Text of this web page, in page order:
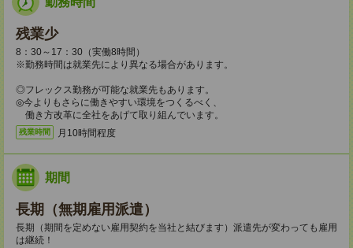
残業少
8：30～17：30（実働8時間）
※勤務時間は就業先により異なる場合があります。
◎フレックス勤務が可能な就業先もあります。
◎今よりもさらに働きやすい環境をつくるべく、
働き方改革に全社をあげて取り組んでいます。
残業時間 月10時間程度
期間
長期（無期雇用派遣）
長期（期間を定めない雇用契約を当社と結びます）派遣先が変わっても雇用
は継続！